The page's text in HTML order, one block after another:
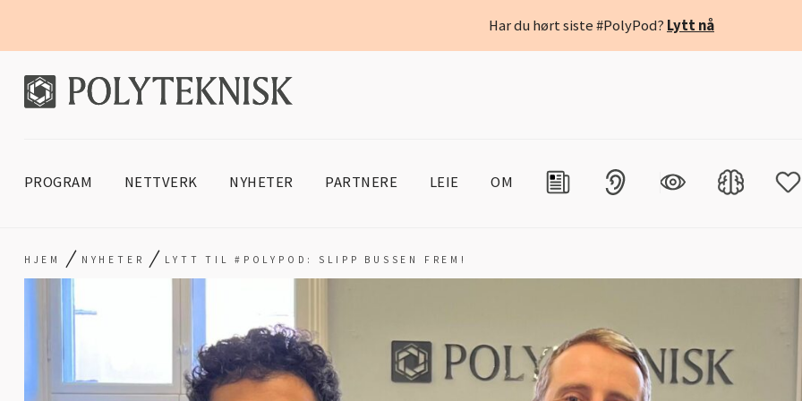
Har du hørt siste #PolyPod? Lytt nå
PROGRAM NETTVERK NYHETER PARTNERE LEIE OM
HJEM / NYHETER / LYTT TIL #POLYPOD: SLIPP BUSSEN FREM!